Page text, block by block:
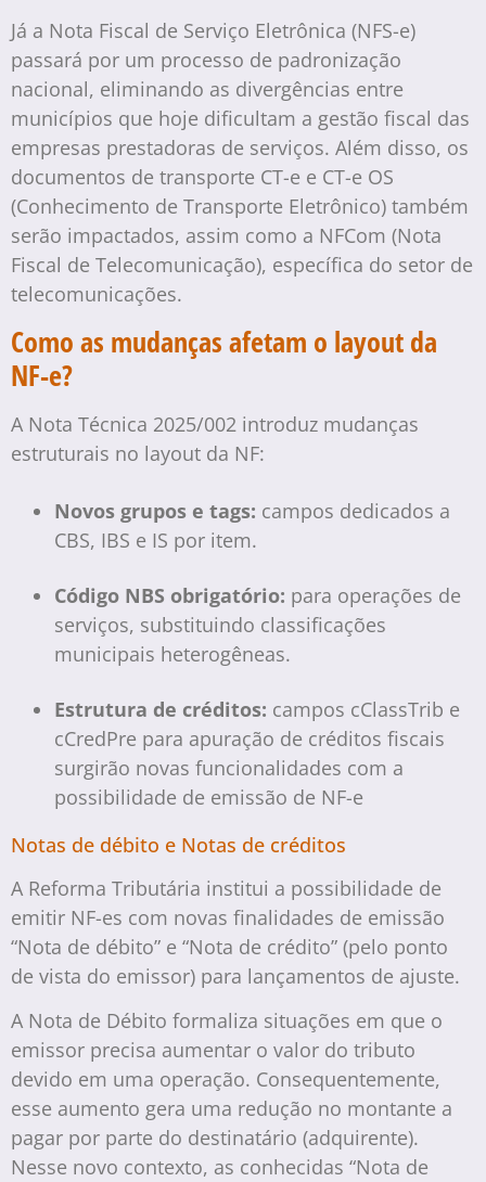
Já a Nota Fiscal de Serviço Eletrônica (NFS-e)
passará por um processo de padronização
nacional, eliminando as divergências entre
municípios que hoje dificultam a gestão fiscal das
empresas prestadoras de serviços. Além disso, os
documentos de transporte CT-e e CT-e OS
(Conhecimento de Transporte Eletrônico) também
serão impactados, assim como a NFCom (Nota
Fiscal de Telecomunicação), específica do setor de
telecomunicações.
Como as mudanças afetam o layout da
NF-e?
A Nota Técnica 2025/002 introduz mudanças
estruturais no layout da NF:
Novos grupos e tags: campos dedicados a
CBS, IBS e IS por item.
Código NBS obrigatório: para operações de
serviços, substituindo classificações
municipais heterogêneas.
Estrutura de créditos: campos cClassTrib e
cCredPre para apuração de créditos fiscais
surgirão novas funcionalidades com a
possibilidade de emissão de NF-e
Notas de débito e Notas de créditos
A Reforma Tributária institui a possibilidade de
emitir NF-es com novas finalidades de emissão
“Nota de débito” e “Nota de crédito” (pelo ponto
de vista do emissor) para lançamentos de ajuste.
A Nota de Débito formaliza situações em que o
emissor precisa aumentar o valor do tributo
devido em uma operação. Consequentemente,
esse aumento gera uma redução no montante a
pagar por parte do destinatário (adquirente).
Nesse novo contexto, as conhecidas “Nota de